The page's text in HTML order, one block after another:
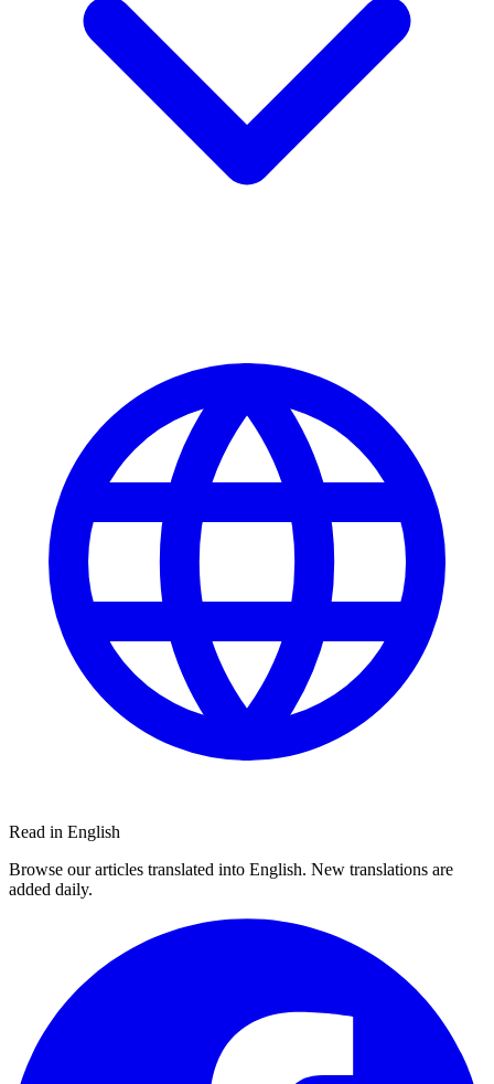
Read in English
Browse our articles translated into English. New translations are
added daily.